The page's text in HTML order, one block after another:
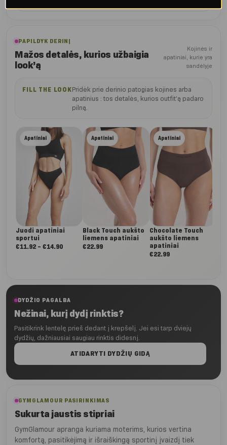
PAPILDYK DERINĮ
Mažos detalės, kurios užbaigia
look’ą
Kojinės ir
apatiniai, kurie yra
sandėlyje
FILL THE LOOKPridėk prie derinio patogias kojines arba
apatinius : tos detalės, kurios outfit’ą padaro
pilną.
Apatiniai
Juodi apatiniai
sportui
€11.92 – €14.90Nuo:
Apatiniai
Black Touch aukšto
liemens apatiniai
€22.99
Apatiniai
Chocolate Touch
aukšto liemens
apatiniai
€22.99
DYDŽIO PAGALBA
Nežinai, kurį dydį rinktis?
Pasitikrink lentelę prieš dedant į krepšelį. Jei esi tarp dviejų
dydžių, dažniausiai saugiau rinktis didesnį.
ATIDARYTI DYDŽIŲ GIDĄ
GYMGLAMOUR PASIRINKIMAS
Sukurta jaustis stipriai
GymGlamour apranga kuriama moterims, kurios vertina
komfortą, pasitikėjimą ir išraiškingą sportinį įvaizdį tiek